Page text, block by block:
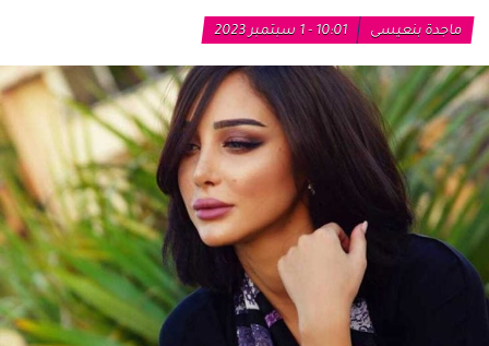
ماجدة بنعيسى 10:01 - 1 سبتمبر 2023